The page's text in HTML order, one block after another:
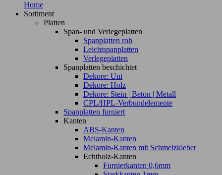
Home
Sortiment
Platten
Span- und Verlegeplatten
Spanplatten roh
Leichtspanplatten
Verlegeplatten
Spanplatten beschichtet
Dekore: Uni
Dekore: Holz
Dekore: Stein | Beton | Metall
CPL/HPL-Verbundelemente
Spanplatten furniert
Kanten
ABS-Kanten
Melamin-Kanten
Melamin-Kanten mit Schmelzkleber
Echtholz-Kanten
Furnierkanten 0,6mm